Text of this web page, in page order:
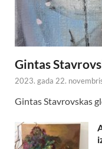
Gintas
2023. gada 22.
Gintas Stavrovskas